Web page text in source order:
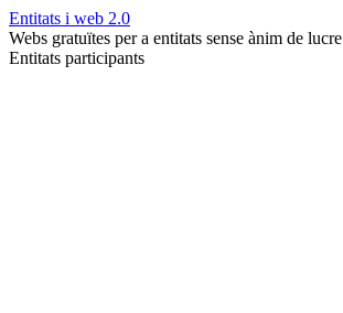
Entitats i web 2.0
Webs gratuïtes per a entitats sense ànim de lucre
Entitats participants